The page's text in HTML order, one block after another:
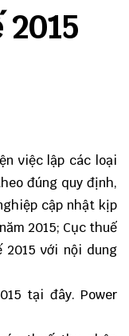
việc lập các loại
đúng quy định,
cập nhật kịp
2015; Cục thuế
với nội dung
tại đây. Power